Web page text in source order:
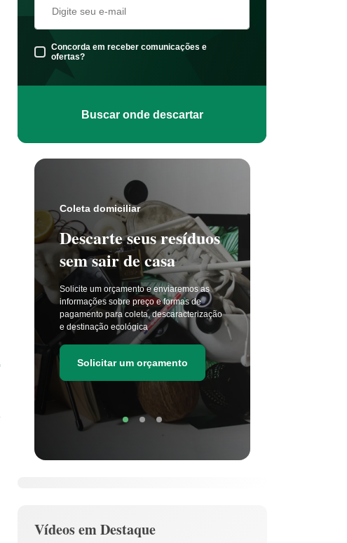
Concorda em receber comunicações e
ofertas?
Buscar onde descartar
Coleta domiciliar
Descarte seus resíduos
sem sair de casa
Solicite um orçamento e enviaremos as
informações sobre preço e formas de
pagamento para coleta, descaracterização
e destinação ecológica
Solicitar um orçamento
Vídeos em Destaque